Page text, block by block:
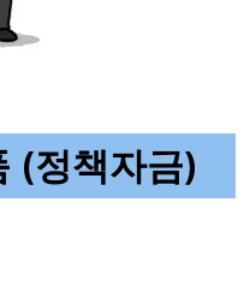
(정책자금)